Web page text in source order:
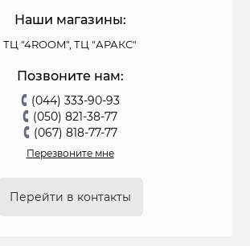
Наши магазины:
ТЦ "4ROOM", ТЦ "АРАКС"
Позвоните нам:
(044) 333-90-93
(050) 821-38-77
(067) 818-77-77
Перезвоните мне
Перейти в контакты